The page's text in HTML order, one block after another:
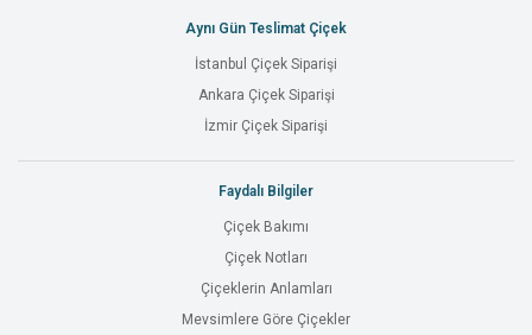
Aynı Gün Teslimat Çiçek
İstanbul Çiçek Siparişi
Ankara Çiçek Siparişi
İzmir Çiçek Siparişi
Faydalı Bilgiler
Çiçek Bakımı
Çiçek Notları
Çiçeklerin Anlamları
Mevsimlere Göre Çiçekler